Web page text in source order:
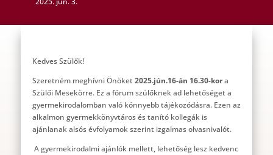
Kedves Szülők!
Szeretném meghívni Önöket2025.jún.16-án 16.30-kora
Szülői Mesekörre. Ez a fórum szülőknek ad lehetőséget a
gyermekirodalomban való könnyebb tájékozódásra. Ezen az
alkalmon gyermekkönyvtáros és tanító kollegák is
ajánlanak alsós évfolyamok szerint izgalmas olvasnivalót.
A gyermekirodalmi ajánlók mellett, lehetőség lesz kedvenc